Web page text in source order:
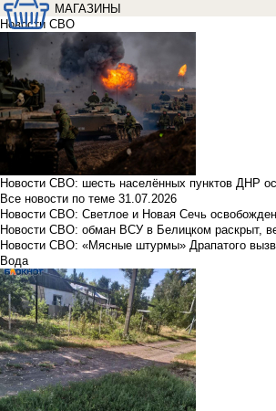
МАГАЗИНЫ
Новости СВО
Новости СВО: шесть населённых пунктов ДНР
Все новости по теме 31.07.2026
Новости СВО: Светлое и Новая Сечь
Новости СВО: обман ВСУ в Белицком раскрыт,
Новости СВО: «Мясные штурмы» Драпатого
Вода